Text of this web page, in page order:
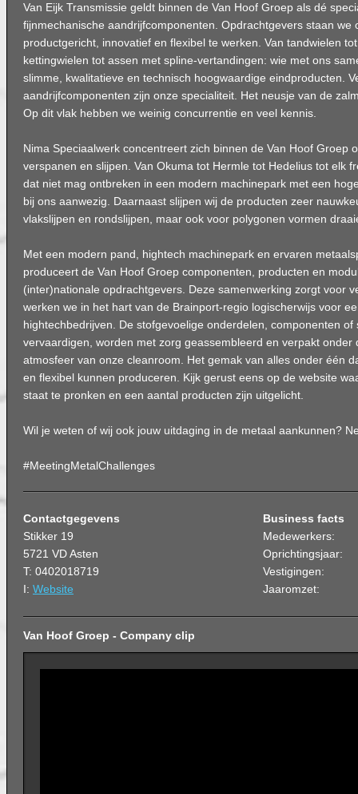
Van Eijk Transmissie geldt binnen de Van Hoof Groep als dé
fijnmechanische aandrijfcomponenten. Opdrachtgevers staan we
productgericht, innovatief en flexibel te werken. Van tandwielen
kettingwielen tot assen met spline-vertandingen: wie met ons
slimme, kwalitatieve en technisch hoogwaardige eindproducten.
aandrijfcomponenten zijn onze specialiteit. Het neusje van de
Op dit vlak hebben we weinig concurrentie en veel kennis.
Nima Speciaalwerk concentreert zich binnen de Van Hoof Groep
verspanen en slijpen. Van Okuma tot Hermle tot Hedelius tot elk
dat niet mag ontbreken in een modern machinepark met een
bij ons aanwezig. Daarnaast slijpen wij de producten zeer
vlakslijpen en rondslijpen, maar ook voor polygonen vormen
Met een modern pand, hightech machinepark en ervaren
produceert de Van Hoof Groep componenten, producten en
(inter)nationale opdrachtgevers. Deze samenwerking zorgt voor
werken we in het hart van de Brainport-regio logischerwijs voor
hightechbedrijven. De stofgevoelige onderdelen, componenten of
vervaardigen, worden met zorg geassembleerd en verpakt onder
atmosfeer van onze cleanroom. Het gemak van alles onder één
en flexibel kunnen produceren. Kijk gerust eens op de website
staat te pronken en een aantal producten zijn uitgelicht.
Wil je weten of wij ook jouw uitdaging in de metaal aankunnen?
#MeetingMetalChallenges
Contactgegevens
Stikker 19
5721 VD Asten
T: 0402018719
I: Website
Business facts
Medewerkers:
Oprichtingsjaar:
Vestigingen:
Jaaromzet:
Van Hoof Groep - Company clip